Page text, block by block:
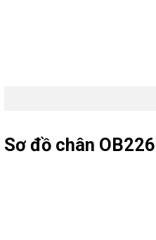
Sơ đồ chân